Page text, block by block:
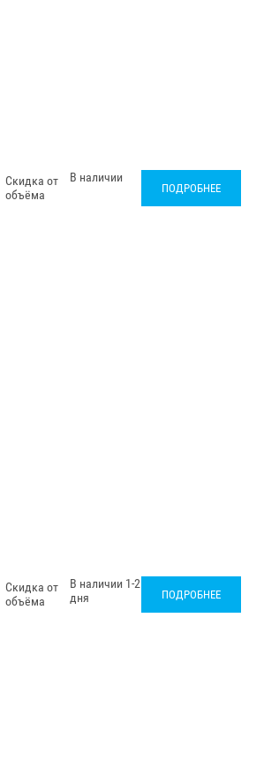
Скидка от
объёма
В наличии
ПОДРОБНЕЕ
Скидка от
объёма
В наличии 1-2
дня
ПОДРОБНЕЕ